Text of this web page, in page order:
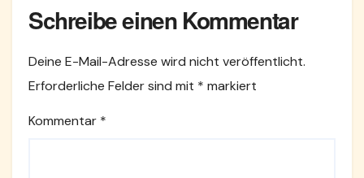
Schreibe einen Kommentar
Deine E-Mail-Adresse wird nicht veröffentlicht.
Erforderliche Felder sind mit * markiert
Kommentar *